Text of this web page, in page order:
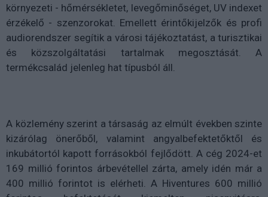
környezeti - hőmérsékletet, levegőminőséget, UV indexet
érzékelő - szenzorokat. Emellett érintőkijelzők és profi
audiorendszer segítik a városi tájékoztatást, a turisztikai
és közszolgáltatási tartalmak megosztását. A
termékcsalád jelenleg hat típusból áll.
A közlemény szerint a társaság az elmúlt években szinte
kizárólag önerőből, valamint angyalbefektetőktől és
inkubátortól kapott forrásokból fejlődött. A cég 2024-et
169 millió forintos árbevétellel zárta, amely idén már a
400 millió forintot is elérheti. A Hiventures 600 millió